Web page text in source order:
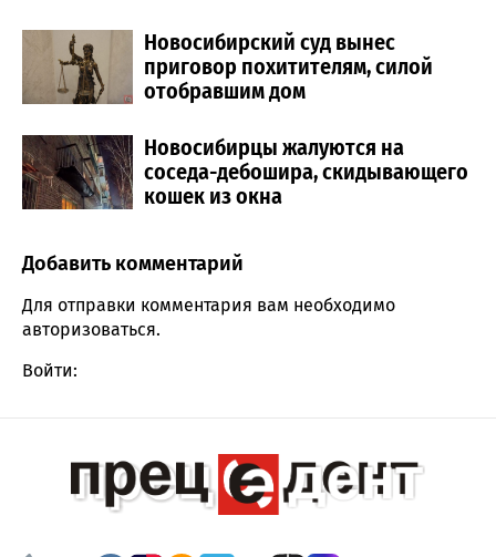
Новосибирский суд вынес
приговор похитителям, силой
отобравшим дом
Новосибирцы жалуются на
соседа-дебошира, скидывающего
кошек из окна
Comment section
Добавить комментарий
Для отправки комментария вам необходимо
авторизоваться.
Войти: